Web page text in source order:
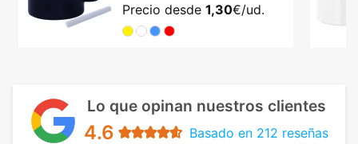
Precio desde 1,30€/ud.
Lo que opinan nuestros clientes
4.6 Basado en 212 reseñas